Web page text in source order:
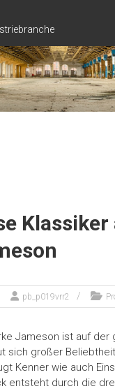
Klassiker
pb_p019vrr2
Jameson ist auf der
sich großer
Kenner wie auch
entsteht durch die